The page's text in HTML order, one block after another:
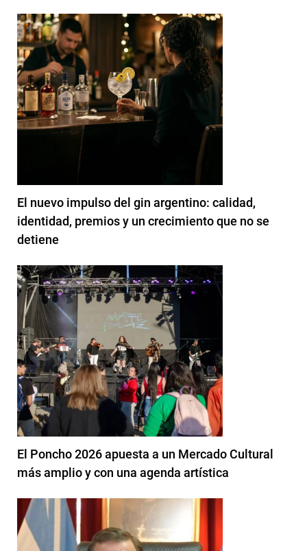
El nuevo impulso del gin argentino: calidad,
identidad, premios y un crecimiento que no se
detiene
El Poncho 2026 apuesta a un Mercado Cultural
más amplio y con una agenda artística